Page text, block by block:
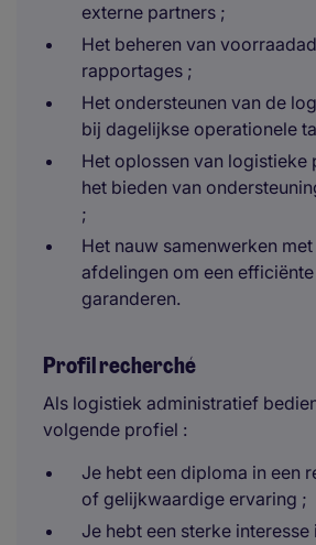
externe partners ;
Het beheren van
rapportages ;
Het ondersteunen van de
bij dagelijkse operationele
Het oplossen van logistieke
het bieden van
;
Het nauw samenwerken
afdelingen om een
garanderen.
Profil recherché
Als logistiek administratief
volgende profiel :
Je hebt een diploma in een
of gelijkwaardige ervaring ;
Je hebt een sterke